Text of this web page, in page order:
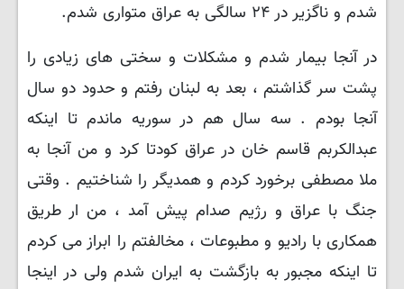
شدم و ناگزیر در ۲۴ سالگی به عراق متواری شدم.
در آنجا بیمار شدم و مشکلات و سختی های زیادی را
پشت سر گذاشتم ، بعد به لبنان رفتم و حدود دو سال
آنجا بودم . سه سال هم در سوریه ماندم تا اینکه
عبدالکربم قاسم خان در عراق کودتا کرد و من آنجا به
ملا مصطفی برخورد کردم و همدیگر را شناختیم . وقتی
جنگ با عراق و رژیم صدام پیش آمد ، من ار طریق
همکاری با رادیو و مطبوعات ، مخالفتم را ابراز می کردم
تا اینکه مجبور به بازگشت به ایران شدم ولی در اینجا